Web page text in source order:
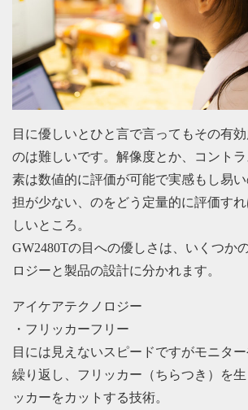
目に優しいとひと言で言ってもその有
のは難しいです。解像度とか、コント
素は数値的に評価が可能で実感もし易
担が少ない、のをどう定量的に評価す
しいところ。
GW2480Tの目への優しさは、いくつか
ロジーと製品の設計に分かれます。
アイケアテクノロジー
・フリッカーフリー
目には見えないスピードですがモニタ
繰り返し、フリッカー（ちらつき）を
ッカーをカットする技術。